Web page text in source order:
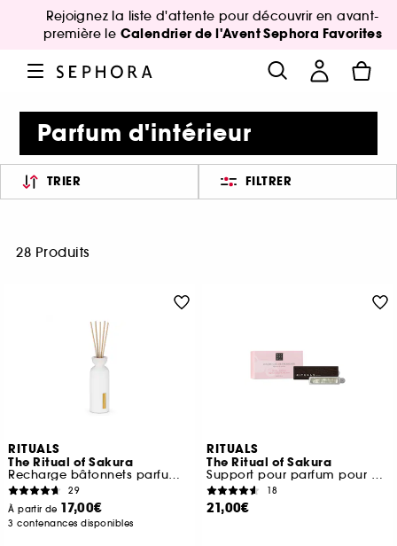
Rejoignez la liste d'attente pour découvrir en avant-
première le Calendrier de l'Avent Sephora Favorites
Parfum d'intérieur
TRIER FILTRER
28 Produits
RITUALS
The Ritual of Sakura
Recharge bâtonnets parfumés
29
À partir de 17,00€
3 contenances disponibles
RITUALS
The Ritual of Sakura
Support pour parfum pour voiture + 2 recharges
18
21,00€